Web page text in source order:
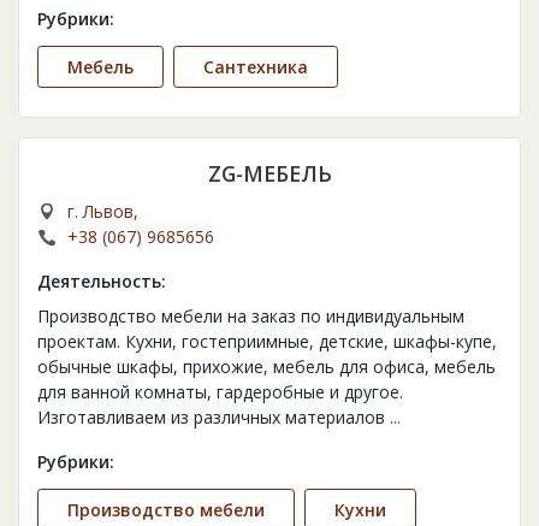
Рубрики:
Мебель Сантехника
ZG-МЕБЕЛЬ
г. Львов,
+38 (067) 9685656
Деятельность:
Производство мебели на заказ по индивидуальным
проектам. Кухни, гостеприимные, детские, шкафы-купе,
обычные шкафы, прихожие, мебель для офиса, мебель
для ванной комнаты, гардеробные и другое.
Изготавливаем из различных материалов ...
Рубрики:
Производство мебели Кухни